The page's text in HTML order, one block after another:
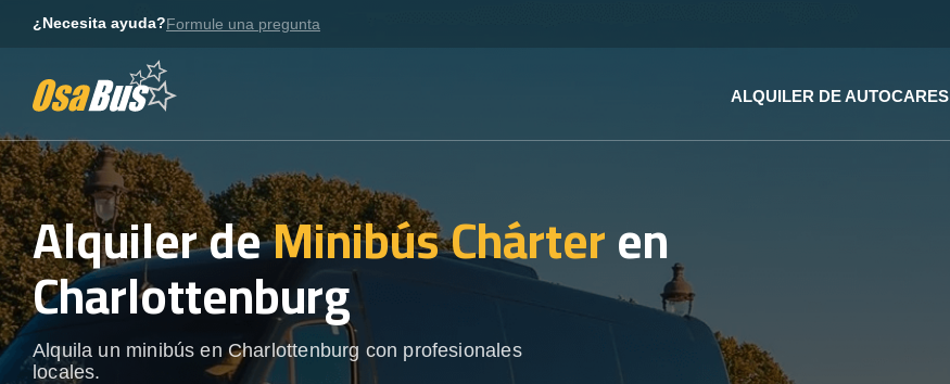
¿Necesita ayuda?Formule una pregunta
ALQUILER DE AUTOCARES
Alquiler deMinibús Chárteren
Charlottenburg
Alquila un minibús en Charlottenburg con profesionales
locales.